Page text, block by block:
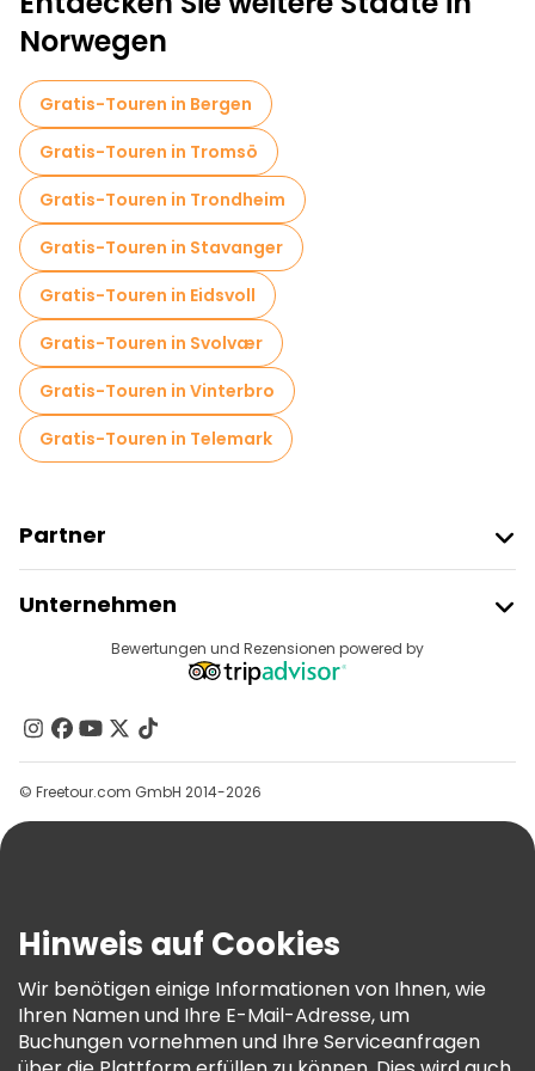
Kostenlose Rundgänge für Familien in Oslo
Sportaktivitäten in Oslo
Selbstgeführte Touren in Oslo
Kostenlose Altstadtbesichtigung in Oslo
Lokale Verkostungstouren in Oslo
Fahrradtouren in Oslo
Food-Touren in Oslo
Norwegen
Gratis-Touren in Bergen
Gratis-Touren in Tromsö
Gratis-Touren in Trondheim
Gratis-Touren in Stavanger
Gratis-Touren in Eidsvoll
Gratis-Touren in Svolvær
Gratis-Touren in Vinterbro
Gratis-Touren in Telemark
Partner
Anbieter-Anmeldung
Affiliate-Programm
Unternehmen
Reiseziele
Kontakt
Gruppen
Hilfe
AGB Und Rechtliches
Cookie-Richtlinie
Freetour Auszeichnungen
Bewertungen und Rezensionen powered by
© Freetour.com GmbH 2014-2026
Hinweis auf Cookies
Wir benötigen einige Informationen von Ihnen, wie
Ihren Namen und Ihre E-Mail-Adresse, um
Buchungen vornehmen und Ihre Serviceanfragen